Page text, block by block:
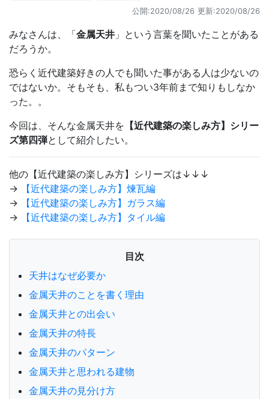
公開:2020/08/26 更新:2020/08/26
みなさんは、「金属天井 」という言葉を聞いたことがある
だろうか。
恐らく近代建築好きの人でも聞いた事がある人は少ないの
ではないか。そもそも、私もつい3年前まで知りもしなか
った。。
今回は、そんな金属天井を 【近代建築の楽しみ方】シリー
ズ第四弾として紹介したい。
他の【近代建築の楽しみ方】シリーズは↓↓↓
→
【近代建築の楽しみ方】煉瓦編
→
【近代建築の楽しみ方】ガラス編
→
【近代建築の楽しみ方】タイル編
目次
天井はなぜ必要か
金属天井のことを書く理由
金属天井との出会い
金属天井の特長
金属天井のパターン
金属天井と思われる建物
金属天井の見分け方